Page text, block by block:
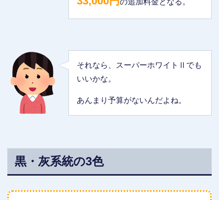
それなら、スーパーホワイトⅡでも
いいかな。
あんまり予算がないんだよね。
黒・灰系統の3色